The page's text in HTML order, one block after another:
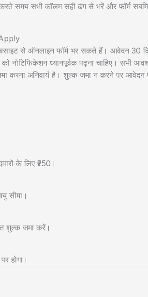
समय सभी कॉलम सही ढंग से भरें और फॉर्म
से ऑनलाइन फॉर्म भर सकते हैं। आवेदन 30
ध्यानपूर्वक पढ़ना चाहिए। सभी
अनिवार्य है। शुल्क जमा न करने पर आवेदन
के लिए ₹250।
सीमा।
शुल्क जमा करें।
होगा।